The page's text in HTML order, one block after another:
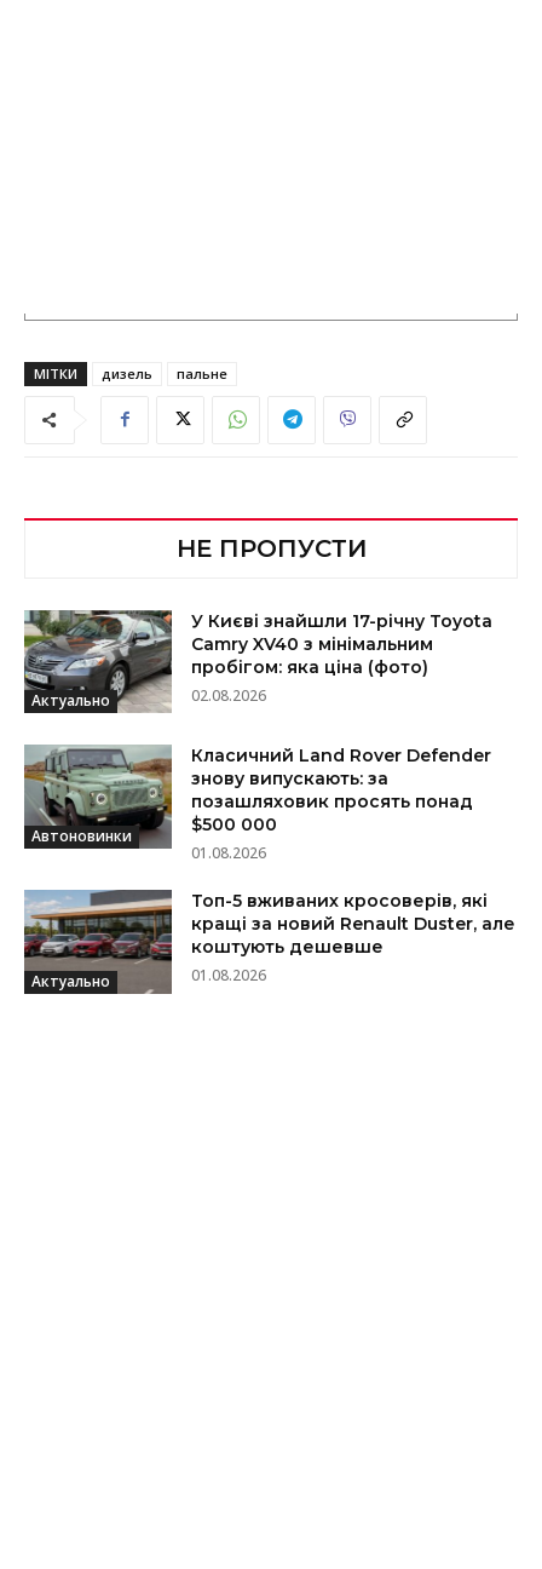
МІТКИ дизель пальне
НЕ ПРОПУСТИ
Актуально
У Києві знайшли 17-річну Toyota
Camry XV40 з мінімальним
пробігом: яка ціна (фото)
02.08.2026
Автоновинки
Класичний Land Rover Defender
знову випускають: за
позашляховик просять понад
$500 000
01.08.2026
Актуально
Топ-5 вживаних кросоверів, які
кращі за новий Renault Duster, але
коштують дешевше
01.08.2026